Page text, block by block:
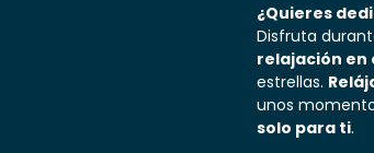
¿Quieres
Disfruta
relajación en
estrellas.
unos
solo para ti.